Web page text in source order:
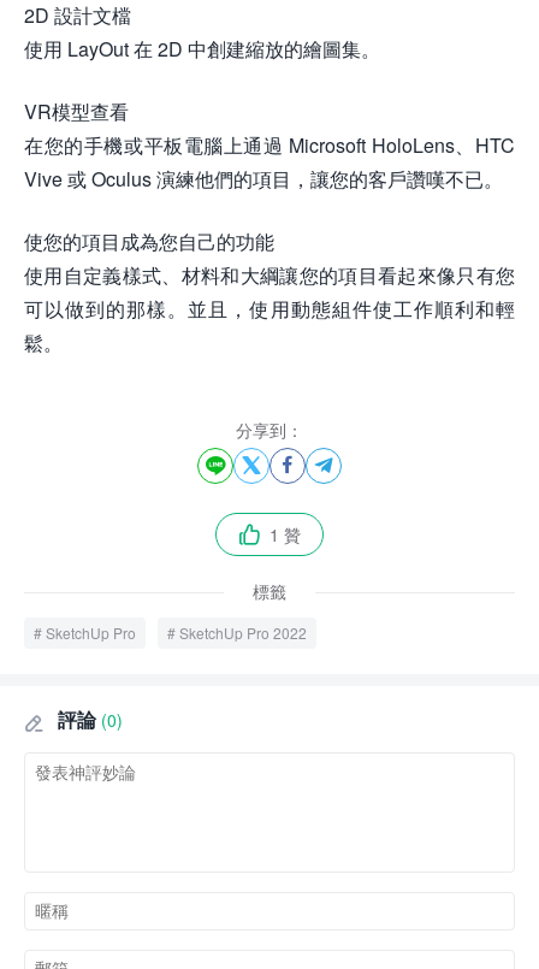
2D 設計文檔
使用 LayOut 在 2D 中創建縮放的繪圖集。
VR模型查看
在您的手機或平板電腦上通過 Microsoft HoloLens、HTC
Vive 或 Oculus 演練他們的項目，讓您的客戶讚嘆不已。
使您的項目成為您自己的功能
使用自定義樣式、材料和大綱讓您的項目看起來像只有您
可以做到的那樣。並且，使用動態組件使工作順利和輕
鬆。
分享到：
   
 1 贊
標籤
SketchUp Pro SketchUp Pro 2022
 評論 (0)